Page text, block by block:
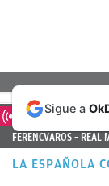
NOTICIAS
REAL
MADRID
DIRECTO
FERENCVAROS –
LA ESPAÑOLA
Sigue a